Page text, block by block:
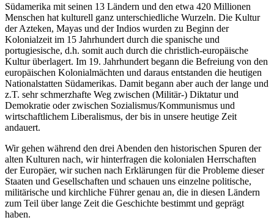
Südamerika mit seinen 13 Ländern und den etwa 420 Millionen
Menschen hat kulturell ganz unterschiedliche Wurzeln. Die Kultur
der Azteken, Mayas und der Indios wurden zu Beginn der
Kolonialzeit im 15 Jahrhundert durch die spanische und
portugiesische, d.h. somit auch durch die christlich-europäische
Kultur überlagert. Im 19. Jahrhundert begann die Befreiung von den
europäischen Kolonialmächten und daraus entstanden die heutigen
Nationalstatten Südamerikas. Damit begann aber auch der lange und
z.T. sehr schmerzhafte Weg zwischen (Militär-) Diktatur und
Demokratie oder zwischen Sozialismus/Kommunismus und
wirtschaftlichem Liberalismus, der bis in unsere heutige Zeit
andauert.
Wir gehen während den drei Abenden den historischen Spuren der
alten Kulturen nach, wir hinterfragen die kolonialen Herrschaften
der Europäer, wir suchen nach Erklärungen für die Probleme dieser
Staaten und Gesellschaften und schauen uns einzelne politische,
militärische und kirchliche Führer genau an, die in diesen Ländern
zum Teil über lange Zeit die Geschichte bestimmt und geprägt
haben.